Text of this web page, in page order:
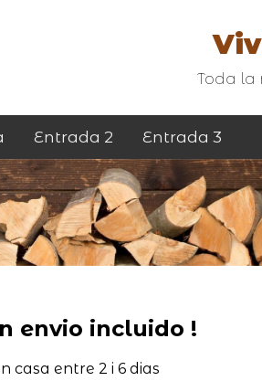
Toda la
Entrada 2 Entrada 3
envio incluido !
casa entre 2 i 6 dias